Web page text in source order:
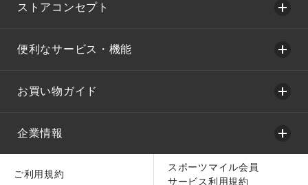
ストアコンセプト
便利なサービス・機能
お買い物ガイド
企業情報
ご利用規約
スポーツマイル会員
サービス利用規約